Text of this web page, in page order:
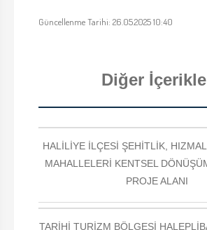
Güncellenme Tarihi: 26.05.2025 10:40
Diğer
HALİLİYE İLÇESİ ŞEHİTLİK,
MAHALLELERİ KENTSEL
PROJE ALANI
TARİHİ TURİZM BÖLGESİ